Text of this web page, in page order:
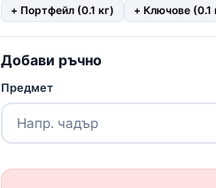
+ Портфейл (0.1 кг)
+ Ключове (0.1
Добави ръчно
Предмет